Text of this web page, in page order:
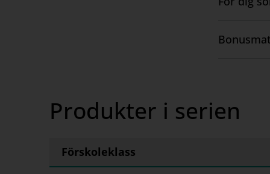
Detta
Visa
Visa
Produkter i serien
Förskoleklass